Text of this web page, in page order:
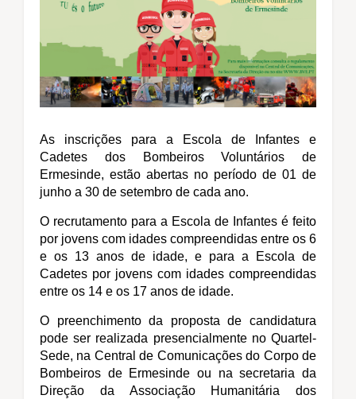
As inscrições para a Escola de Infantes e
Cadetes dos Bombeiros Voluntários de
Ermesinde, estão abertas no período de 01 de
junho a 30 de setembro de cada ano.
O recrutamento para a Escola de Infantes é feito
por jovens com idades compreendidas entre os 6
e os 13 anos de idade, e para a Escola de
Cadetes por jovens com idades compreendidas
entre os 14 e os 17 anos de idade.
O preenchimento da proposta de candidatura
pode ser realizada presencialmente no Quartel-
Sede, na Central de Comunicações do Corpo de
Bombeiros de Ermesinde ou na secretaria da
Direção da Associação Humanitária dos